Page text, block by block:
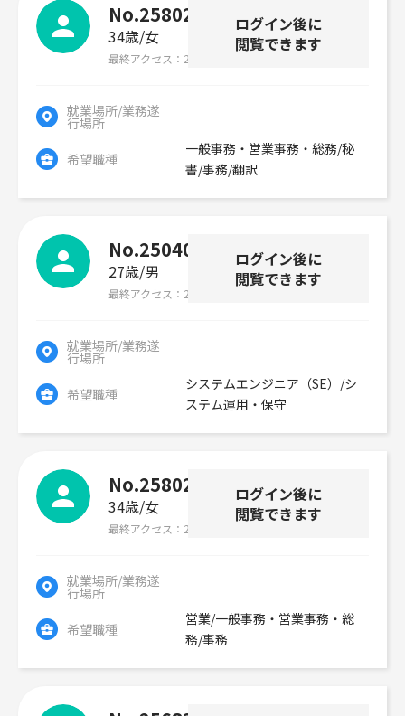
No.258028
34歳 女
最終アクセス 2026年07月29日
就業場所/業務遂
行場所
希望職種
一般事務・営業事務・総務/秘
書/事務/翻訳
ログイン後に
閲覧できます
No.250406
27歳 男
最終アクセス 2026年07月29日
就業場所/業務遂
行場所
希望職種
システムエンジニア（SE）/シ
ステム運用・保守
ログイン後に
閲覧できます
No.258020
34歳 女
最終アクセス 2026年07月29日
就業場所/業務遂
行場所
希望職種
営業/一般事務・営業事務・総
務/事務
ログイン後に
閲覧できます